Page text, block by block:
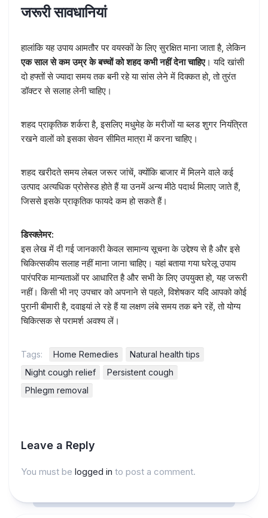
जरूरी सावधानियां
हालांकि यह उपाय आमतौर पर वयस्कों के लिए सुरक्षित माना जाता है, लेकिन
एक साल से कम उम्र के बच्चों को शहद कभी नहीं देना चाहिए। यदि खांसी
दो हफ्तों से ज्यादा समय तक बनी रहे या सांस लेने में दिक्कत हो, तो तुरंत
डॉक्टर से सलाह लेनी चाहिए।
शहद प्राकृतिक शर्करा है, इसलिए मधुमेह के मरीजों या ब्लड शुगर नियंत्रित
रखने वालों को इसका सेवन सीमित मात्रा में करना चाहिए।
शहद खरीदते समय लेबल जरूर जांचें, क्योंकि बाजार में मिलने वाले कई
उत्पाद अत्यधिक प्रोसेस्ड होते हैं या उनमें अन्य मीठे पदार्थ मिलाए जाते हैं,
जिससे इसके प्राकृतिक फायदे कम हो सकते हैं।
डिस्क्लेमर:
इस लेख में दी गई जानकारी केवल सामान्य सूचना के उद्देश्य से है और इसे
चिकित्सकीय सलाह नहीं माना जाना चाहिए। यहां बताया गया घरेलू उपाय
पारंपरिक मान्यताओं पर आधारित है और सभी के लिए उपयुक्त हो, यह जरूरी
नहीं। किसी भी नए उपचार को अपनाने से पहले, विशेषकर यदि आपको कोई
पुरानी बीमारी है, दवाइयां ले रहे हैं या लक्षण लंबे समय तक बने रहें, तो योग्य
चिकित्सक से परामर्श अवश्य लें।
Tags: Home Remedies
Natural health tips
Night cough relief
Persistent cough
Phlegm removal
Leave a Reply
You must be logged in to post a comment.